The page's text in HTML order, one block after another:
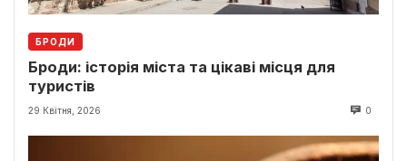
БРОДИ
Броди: історія міста та цікаві місця для
туристів
29 Квітня, 2026 0